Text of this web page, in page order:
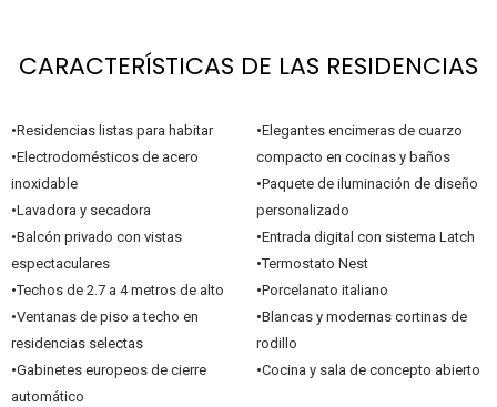
CARACTERÍSTICAS DE LAS RESIDENCIAS
•Residencias listas para habitar
•Electrodomésticos de acero
inoxidable
•Lavadora y secadora
•Balcón privado con vistas
espectaculares
•Techos de 2.7 a 4 metros de alto
•Ventanas de piso a techo en
residencias selectas
•Gabinetes europeos de cierre
automático
•Elegantes encimeras de cuarzo
compacto en cocinas y baños
•Paquete de iluminación de diseño
personalizado
•Entrada digital con sistema Latch
•Termostato Nest
•Porcelanato italiano
•Blancas y modernas cortinas de
rodillo
•Cocina y sala de concepto abierto